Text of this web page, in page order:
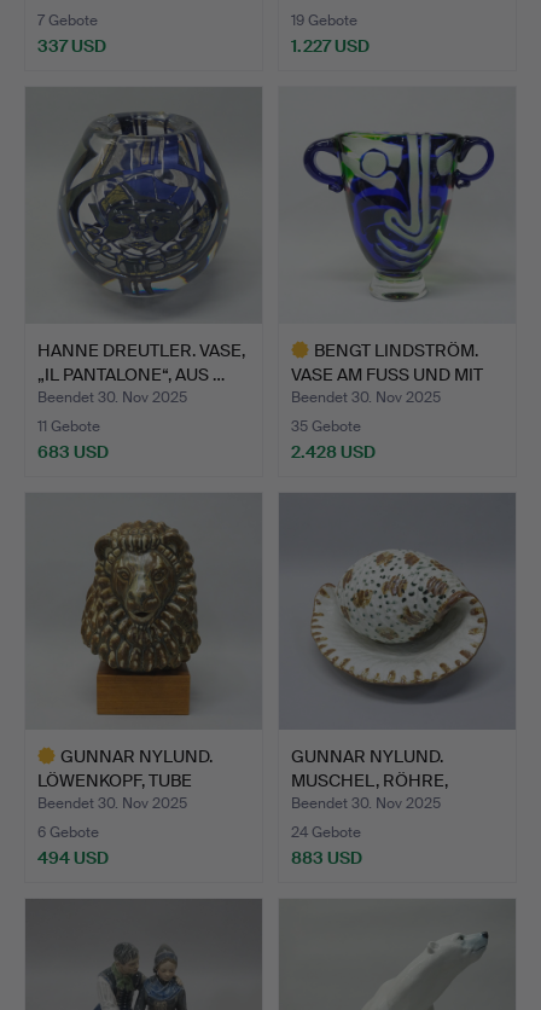
7 Gebote
337 USD
19 Gebote
1.227 USD
HANNE DREUTLER. VASE,
„IL PANTALONE“, AUS …
Beendet 30. Nov 2025
11 Gebote
683 USD
BENGT LINDSTRÖM.
VASE AM FUSS UND MIT
AUFH…
Beendet 30. Nov 2025
35 Gebote
2.428 USD
GUNNAR NYLUND.
LÖWENKOPF, TUBE
BEACH.
Beendet 30. Nov 2025
6 Gebote
494 USD
GUNNAR NYLUND.
MUSCHEL, RÖHRE,
STRAND.
Beendet 30. Nov 2025
24 Gebote
883 USD